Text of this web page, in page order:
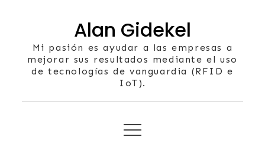
Alan Gidekel
Mi pasión es ayudar a las empresas a
mejorar sus resultados mediante el uso
de tecnologías de vanguardia (RFID e
IoT).